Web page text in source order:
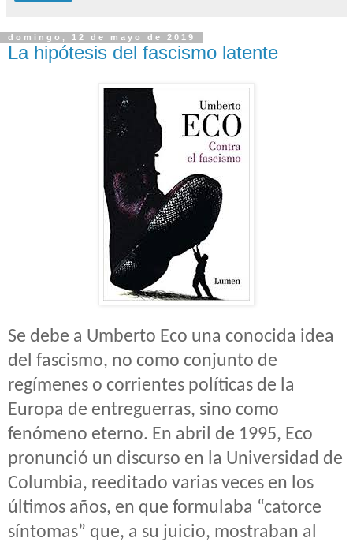
domingo, 12 de mayo de 2019
La hipótesis del fascismo latente
Se debe a Umberto Eco una conocida idea
del fascismo, no como conjunto de
regímenes o corrientes políticas de la
Europa de entreguerras, sino como
fenómeno eterno. En abril de 1995, Eco
pronunció un discurso en la Universidad de
Columbia, reeditado varias veces en los
últimos años, en que formulaba “catorce
síntomas” que, a su juicio, mostraban al